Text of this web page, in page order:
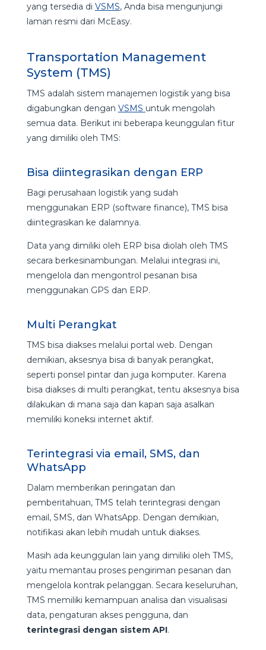
yang tersedia di VSMS, Anda bisa mengunjungi
laman resmi dari McEasy.
Transportation Management
System (TMS)
TMS adalah sistem manajemen logistik yang bisa
digabungkan dengan VSMS untuk mengolah
semua data. Berikut ini beberapa keunggulan fitur
yang dimiliki oleh TMS:
Bisa diintegrasikan dengan ERP
Bagi perusahaan logistik yang sudah
menggunakan ERP (software finance), TMS bisa
diintegrasikan ke dalamnya.
Data yang dimiliki oleh ERP bisa diolah oleh TMS
secara berkesinambungan. Melalui integrasi ini,
mengelola dan mengontrol pesanan bisa
menggunakan GPS dan ERP.
Multi Perangkat
TMS bisa diakses melalui portal web. Dengan
demikian, aksesnya bisa di banyak perangkat,
seperti ponsel pintar dan juga komputer. Karena
bisa diakses di multi perangkat, tentu aksesnya bisa
dilakukan di mana saja dan kapan saja asalkan
memiliki koneksi internet aktif.
Terintegrasi via email, SMS, dan
WhatsApp
Dalam memberikan peringatan dan
pemberitahuan, TMS telah terintegrasi dengan
email, SMS, dan WhatsApp. Dengan demikian,
notifikasi akan lebih mudah untuk diakses.
Masih ada keunggulan lain yang dimiliki oleh TMS,
yaitu memantau proses pengiriman pesanan dan
mengelola kontrak pelanggan. Secara keseluruhan,
TMS memiliki kemampuan analisa dan visualisasi
data, pengaturan akses pengguna, dan
terintegrasi dengan sistem API.